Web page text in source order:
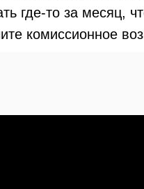
где-то за месяц,
комиссионное